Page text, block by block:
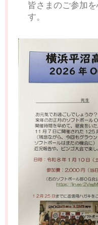
皆さまのご参加
す。